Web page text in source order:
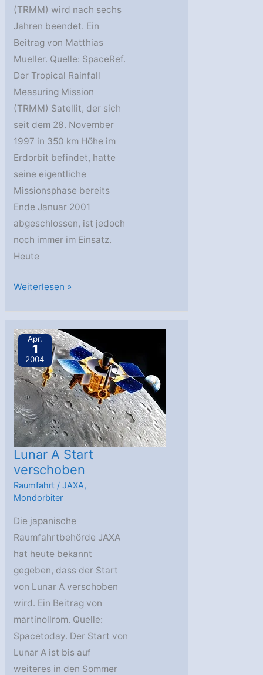
(TRMM) wird nach sechs
Jahren beendet. Ein
Beitrag von Matthias
Mueller. Quelle: SpaceRef.
Der Tropical Rainfall
Measuring Mission
(TRMM) Satellit, der sich
seit dem 28. November
1997 in 350 km Höhe im
Erdorbit befindet, hatte
seine eigentliche
Missionsphase bereits
Ende Januar 2001
abgeschlossen, ist jedoch
noch immer im Einsatz.
Heute
Ende
Rainfall
Measuring
Mission
Weiterlesen »
Apr.
1
2004
Lunar A Start
verschoben
Raumfahrt /JAXA,
Mondorbiter
Die japanische
Raumfahrtbehörde JAXA
hat heute bekannt
gegeben, dass der Start
von Lunar A verschoben
wird. Ein Beitrag von
martinollrom. Quelle:
Spacetoday. Der Start von
Lunar A ist bis auf
weiteres in den Sommer